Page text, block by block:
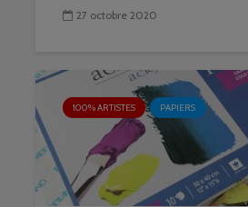
27 octobre 2020
100% ARTISTES PAPIERS